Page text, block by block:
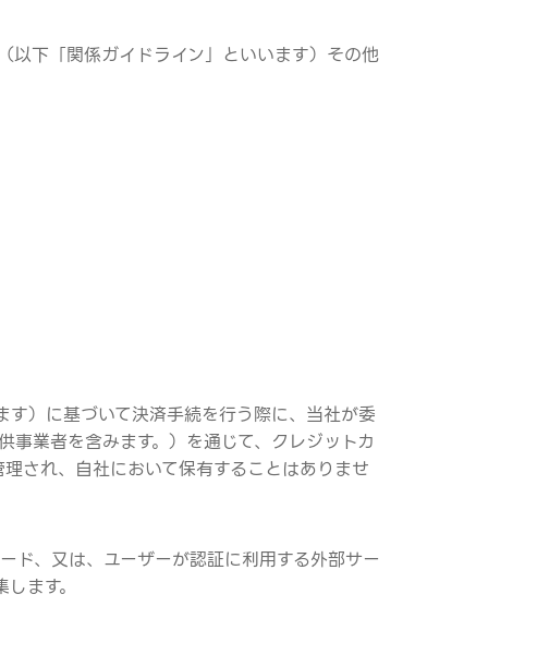
以下「関係ガイドライン」といいます）その他
）に基づいて決済手続を行う際に、当社が委
業者を含みます。）を通じて、クレジットカ
され、自社において保有することはありませ
ド、又は、ユーザーが認証に利用する外部サー
ます。